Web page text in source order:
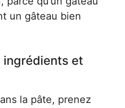
un gâteau bien
ingrédients et
la pâte, prenez